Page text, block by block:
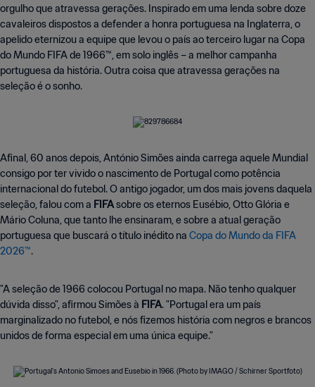
orgulho que atravessa gerações. Inspirado em uma lenda sobre doze
cavaleiros dispostos a defender a honra portuguesa na Inglaterra, o
apelido eternizou a equipe que levou o país ao terceiro lugar na Copa
do Mundo FIFA de 1966™, em solo inglês – a melhor campanha
portuguesa da história. Outra coisa que atravessa gerações na
seleção é o sonho.
Afinal, 60 anos depois, António Simões ainda carrega aquele Mundial
consigo por ter vivido o nascimento de Portugal como potência
internacional do futebol. O antigo jogador, um dos mais jovens daquela
seleção, falou com a FIFAsobre os eternos Eusébio, Otto Glória e
Mário Coluna, que tanto lhe ensinaram, e sobre a atual geração
portuguesa que buscará o título inédito na Copa do Mundo da FIFA
2026™.
"A seleção de 1966 colocou Portugal no mapa. Não tenho qualquer
dúvida disso", afirmou Simões à FIFA. "Portugal era um país
marginalizado no futebol, e nós fizemos história com negros e brancos
unidos de forma especial em uma única equipe."